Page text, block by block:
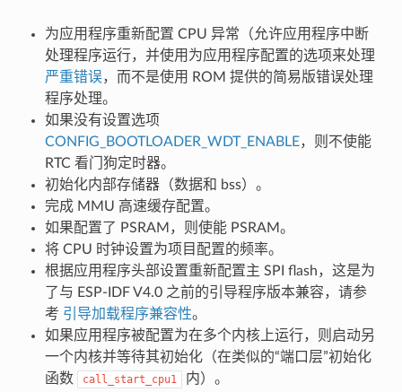
为应用程序重新配置 CPU 异常（允许应用程序中断
处理程序运行，并使用为应用程序配置的选项来处理
严重错误，而不是使用 ROM 提供的简易版错误处理
程序处理。
如果没有设置选项
CONFIG_BOOTLOADER_WDT_ENABLE，则不使能
RTC 看门狗定时器。
初始化内部存储器（数据和 bss）。
完成 MMU 高速缓存配置。
如果配置了 PSRAM，则使能 PSRAM。
将 CPU 时钟设置为项目配置的频率。
根据应用程序头部设置重新配置主 SPI flash，这是为
了与 ESP-IDF V4.0 之前的引导程序版本兼容，请参
考 引导加载程序兼容性。
如果应用程序被配置为在多个内核上运行，则启动另
一个内核并等待其初始化（在类似的“端口层”初始化
函数
call_start_cpu1 内）。